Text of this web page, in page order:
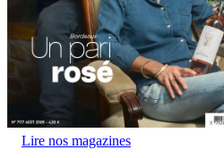
Lire nos magazines